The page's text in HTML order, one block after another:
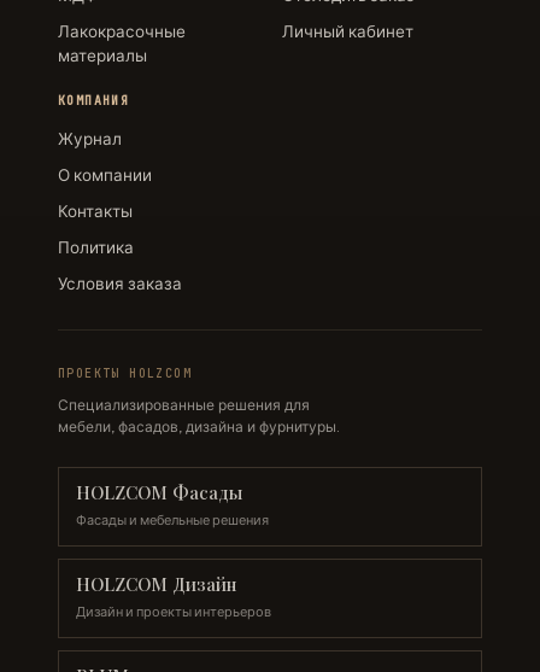
Лакокрасочные
материалы
Личный кабинет
КОМПАНИЯ
Журнал
О компании
Контакты
Политика
Условия заказа
ПРОЕКТЫ HOLZCOM
Специализированные решения для
мебели, фасадов, дизайна и фурнитуры.
HOLZCOM Фасады
Фасады и мебельные решения
HOLZCOM Дизайн
Дизайн и проекты интерьеров